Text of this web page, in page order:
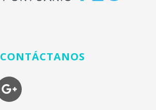
CONTÁCTANOS